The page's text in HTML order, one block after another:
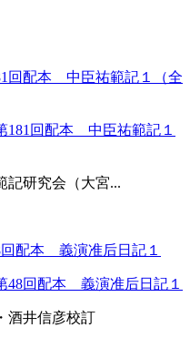
回配本 中臣祐範記１
記研究会（大宮...
回配本 義演准后日記１
酒井信彦校訂